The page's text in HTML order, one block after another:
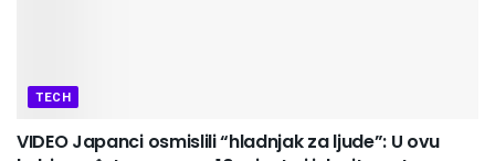
TECH
VIDEO Japanci osmislili “hladnjak za ljude”: U ovu